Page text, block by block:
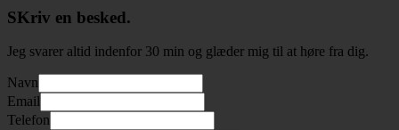
SKriv en besked.
​Jeg svarer altid indenfor 30 min og glæder mig til at høre fra dig.
Navn
Email
Telefon